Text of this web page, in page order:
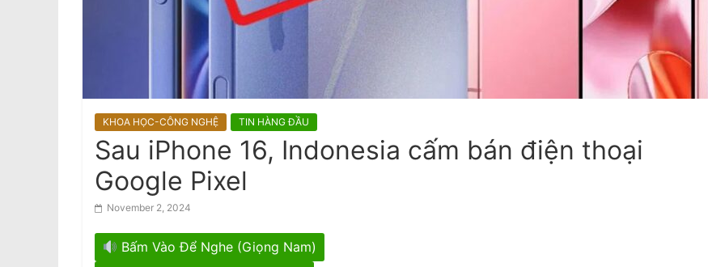
p
KHOA HỌC-CÔNG NGHỆ TIN HÀNG ĐẦU
Sau iPhone 16, Indonesia cấm bán điện thoại
Google Pixel
November 2, 2024
Bấm Vào Để Nghe (Giọng Nam)